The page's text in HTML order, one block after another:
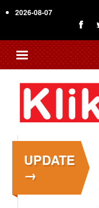
to
content
2026-08-07
UPDATE
→